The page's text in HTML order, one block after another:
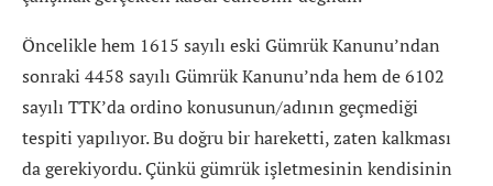
Öncelikle hem 1615 sayılı eski Gümrük Kanunu’ndan
sonraki 4458 sayılı Gümrük Kanunu’nda hem de 6102
sayılı TTK’da ordino konusunun/adının geçmediği
tespiti yapılıyor. Bu doğru bir hareketti, zaten kalkması
da gerekiyordu. Çünkü gümrük işletmesinin kendisinin